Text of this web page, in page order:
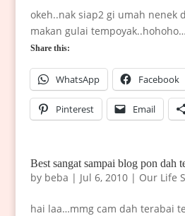
okeh..nak siap2 gi umah nenek
makan gulai
Share this:
WhatsApp Facebook
Pinterest Email
Best sangat sampai blog pon dah
by beba | Jul 6, 2010| Our Life
hai laa…mmg cam dah terabai